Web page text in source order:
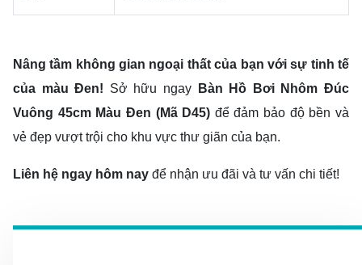
Nâng tầm không gian ngoại thất của bạn với sự tinh tế
của màu Đen! Sở hữu ngay
Bàn Hồ Bơi Nhôm Đúc
Vuông 45cmMàu Đen (Mã D45) để đảm bảo độ bền và
vẻ đẹp vượt trội cho khu vực thư giãn của bạn.
Liên hệ ngay hôm nay để nhận ưu đãi và tư vấn chi tiết!